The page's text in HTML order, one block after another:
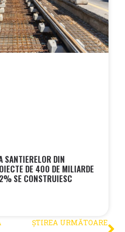
SANTIERELOR DIN
DE 400 DE MILIARDE
SE CONSTRUIESC
ȘTIREA URMĂTOARE